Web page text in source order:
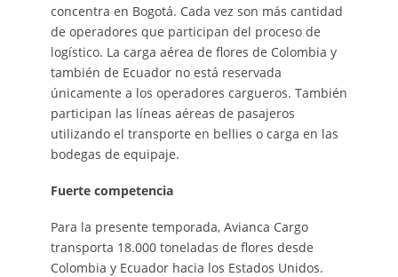
concentra en Bogotá. Cada vez son más cantidad
de operadores que participan del proceso de
logístico. La carga aérea de flores de Colombia y
también de Ecuador no está reservada
únicamente a los operadores cargueros. También
participan las líneas aéreas de pasajeros
utilizando el transporte en bellies o carga en las
bodegas de equipaje.
Fuerte competencia
Para la presente temporada, Avianca Cargo
transporta 18.000 toneladas de flores desde
Colombia y Ecuador hacia los Estados Unidos.